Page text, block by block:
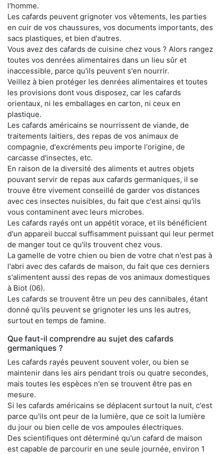
l'homme.
Les cafards peuvent grignoter vos vêtements, les parties
en cuir de vos chaussures, vos documents importants, des
sacs plastiques, et bien d'autres.
Vous avez des cafards de cuisine chez vous ? Alors rangez
toutes vos denrées alimentaires dans un lieu sûr et
inaccessible, parce qu'ils peuvent s'en nourrir.
Veillez à bien protéger les denrées alimentaires et toutes
les provisions dont vous disposez, car les cafards
orientaux, ni les emballages en carton, ni ceux en
plastique.
Les cafards américains se nourrissent de viande, de
traitements laitiers, des repas de vos animaux de
compagnie, d'excréments peu importe l'origine, de
carcasse d'insectes, etc.
En raison de la diversité des aliments et autres objets
pouvant servir de repas aux cafards germaniques, il se
trouve être vivement conseillé de garder vos distances
avec ces insectes nuisibles, du fait que c'est ainsi qu'ils
vous contaminent avec leurs microbes.
Les cafards rayés ont un appétit vorace, et ils bénéficient
d'un appareil buccal suffisamment puissant qui leur permet
de manger tout ce qu'ils trouvent chez vous.
La gamelle de votre chien ou bien de votre chat n'est pas à
l'abri avec des cafards de maison, du fait que ces derniers
s'alimentent aussi des repas de vos animaux domestiques
à Biot (06).
Les cafards se trouvent être un peu des cannibales, étant
donné qu'ils peuvent se grignoter les uns les autres,
surtout en temps de famine.
Que faut-il comprendre au sujet des cafards
germaniques ?
Les cafards rayés peuvent souvent voler, ou bien se
maintenir dans les airs pendant trois ou quatre secondes,
mais toutes les espèces n'en se trouvent être pas en
mesure.
Si les cafards américains se déplacent surtout la nuit, c'est
parce qu'ils ont peur de la lumière, que ce soit la lumière
du jour ou bien celle de vos ampoules électriques.
Des scientifiques ont déterminé qu'un cafard de maison
est capable de parcourir en une seule journée, environ 1